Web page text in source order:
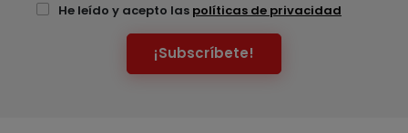
He leído y acepto las políticas de privacidad
¡Subscríbete!